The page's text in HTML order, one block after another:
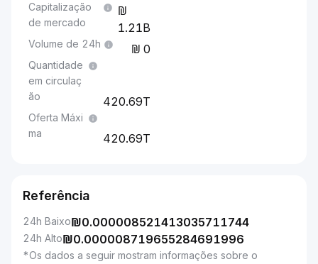
Capitalização
de mercado
1.21B
Volume de 24h 0
Quantidade
em circulaç
ão
420.69T
Oferta Máxi
ma
420.69T
Referência
24h Baixo₪0.000008521413035711744
24h Alto₪0.000008719655284691996
*Os dados a seguir mostram informações sobre o